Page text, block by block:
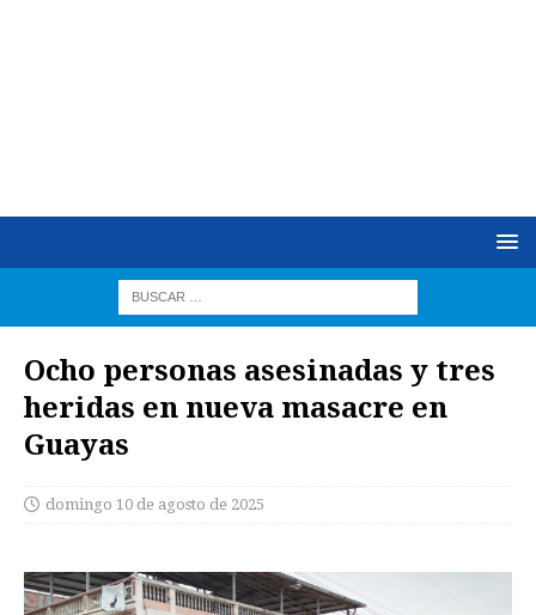
Ocho personas asesinadas y tres
heridas en nueva masacre en
Guayas
domingo 10 de agosto de 2025